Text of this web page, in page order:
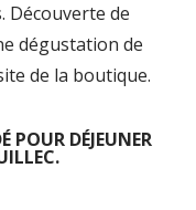
Découverte de
dégustation de
de la boutique.
POUR DÉJEUNER